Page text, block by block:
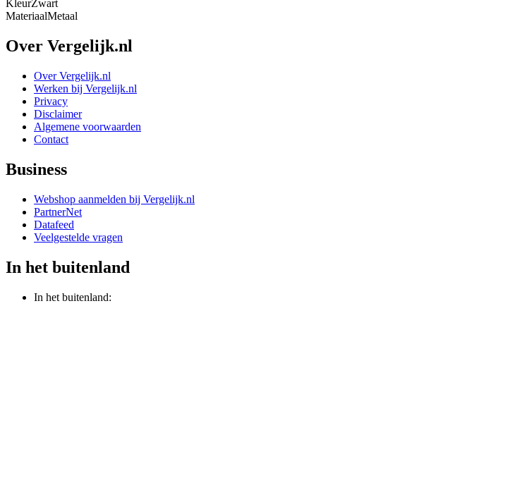
KleurZwart
MateriaalMetaal
Over Vergelijk.nl
Over Vergelijk.nl
Werken bij Vergelijk.nl
Privacy
Disclaimer
Algemene voorwaarden
Contact
Business
Webshop aanmelden bij Vergelijk.nl
PartnerNet
Datafeed
Veelgestelde vragen
In het buitenland
In het buitenland: